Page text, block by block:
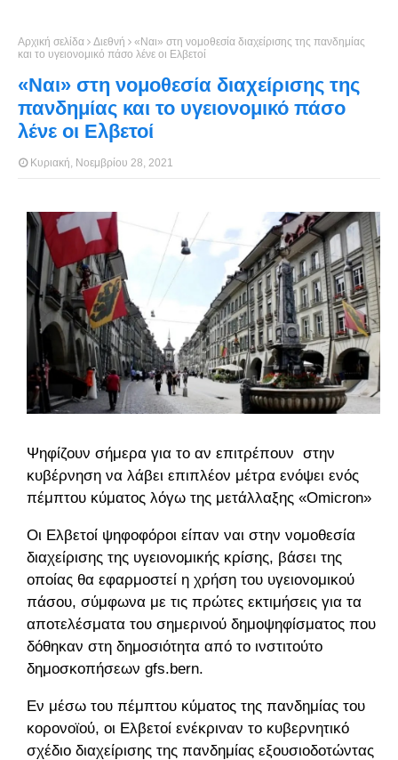
Αρχική σελίδα Διεθνή
«Ναι» στη νομοθεσία διαχείρισης της πανδημίας
και το υγειονομικό πάσο λένε οι Ελβετοί
«Ναι» στη νομοθεσία διαχείρισης της
πανδημίας και το υγειονομικό πάσο
λένε οι Ελβετοί
Κυριακή, Νοεμβρίου 28, 2021
Ψηφίζουν σήμερα για το αν επιτρέπουν στην
κυβέρνηση να λάβει επιπλέον μέτρα ενόψει ενός
πέμπτου κύματος λόγω της μετάλλαξης «Omicron»
Οι Ελβετοί ψηφοφόροι είπαν ναι στην νομοθεσία
διαχείρισης της υγειονομικής κρίσης, βάσει της
οποίας θα εφαρμοστεί η χρήση του υγειονομικού
πάσου, σύμφωνα με τις πρώτες εκτιμήσεις για τα
αποτελέσματα του σημερινού δημοψηφίσματος που
δόθηκαν στη δημοσιότητα από το ινστιτούτο
δημοσκοπήσεων gfs.bern.
Εν μέσω του πέμπτου κύματος της πανδημίας του
κορονοϊού, οι Ελβετοί ενέκριναν το κυβερνητικό
σχέδιο διαχείρισης της πανδημίας εξουσιοδοτώντας